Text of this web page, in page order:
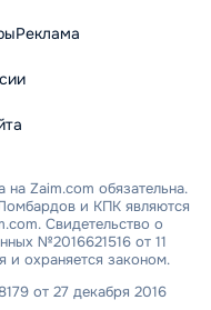
Реклама
Zaim.com обязательна.
и КПК являются
Свидетельство о
№2016621516 от 11
и охраняется законом.
от 27 декабря 2016